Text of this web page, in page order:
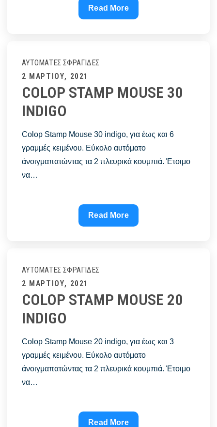
μεταλλικη
σφραγιδα
Read More
ΑΥΤΌΜΑΤΕΣ ΣΦΡΑΓΊΔΕΣ
Posted
on
2 ΜΑΡΤΊΟΥ, 2021
COLOP STAMP MOUSE 30
INDIGO
Colop Stamp Mouse 30 indigo, για έως και 6
γραμμές κειμένου. Εύκολο αυτόματο
άνοιγμαπατώντας τα 2 πλευρικά κουμπιά. Έτοιμο
να…
COLOP
STAMP
INDIGO
Read More
ΑΥΤΌΜΑΤΕΣ ΣΦΡΑΓΊΔΕΣ
Posted
on
2 ΜΑΡΤΊΟΥ, 2021
COLOP STAMP MOUSE 20
INDIGO
Colop Stamp Mouse 20 indigo, για έως και 3
γραμμές κειμένου. Εύκολο αυτόματο
άνοιγμαπατώντας τα 2 πλευρικά κουμπιά. Έτοιμο
να…
COLOP
Read More